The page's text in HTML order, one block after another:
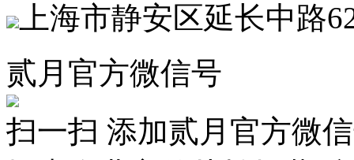
上海市静安区延长中路
贰月官方微信号
扫一扫 添加贰月官方微